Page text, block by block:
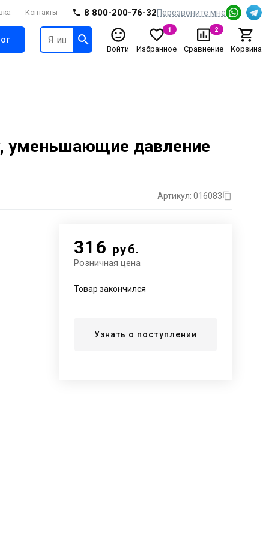
Контакты 8 800-200-76-32Перезвоните мне
Войти Избранное
1
Сравнение
2
Корзина
уменьшающие давление
Артикул: 016083
316 руб.
Розничная цена
Товар закончился
Узнать о поступлении